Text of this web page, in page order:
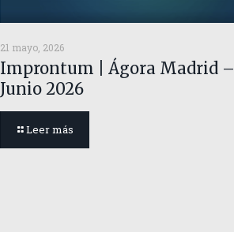
21 mayo, 2026
Improntum | Ágora Madrid –
Junio 2026
Leer más